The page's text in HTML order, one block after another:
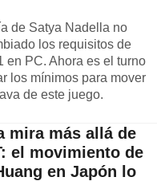
de Satya Nadella no
los requisitos de
en PC. Ahora es el turno
los mínimos para mover
de este juego.
mira más allá de
el movimiento de
en Japón lo